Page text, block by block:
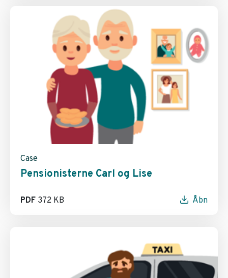
Case
Pensionisterne Carl og Lise
PDF 372 KB Åbn